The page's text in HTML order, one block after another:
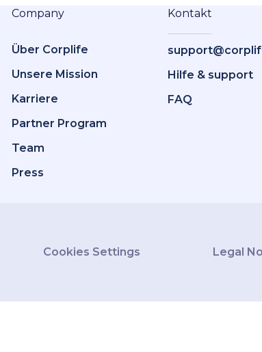
Company
Über Corplife
Unsere Mission
Karriere
Partner Program
Team
Press
Kontakt
Hilfe & support
FAQ
Cookies Settings Legal